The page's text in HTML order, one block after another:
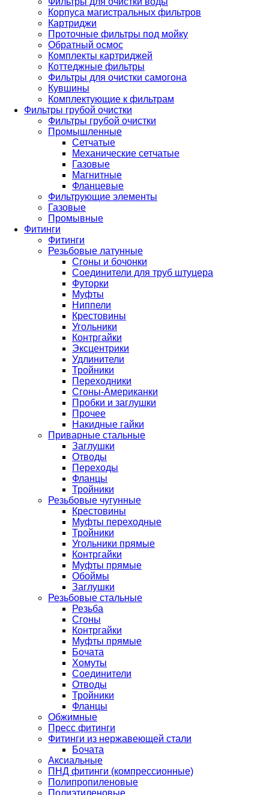
Корпуса магистральных фильтров
Картриджи
Проточные фильтры под мойку
Обратный осмос
Комплекты картриджей
Коттеджные фильтры
Фильтры для очистки самогона
Кувшины
Комплектующие к фильтрам
Фильтры грубой очистки
Фильтры грубой очистки
Промышленные
Сетчатые
Механические сетчатые
Газовые
Магнитные
Фланцевые
Фильтрующие элементы
Газовые
Промывные
Фитинги
Фитинги
Резьбовые латунные
Сгоны и бочонки
Соединители для труб штуцера
Футорки
Муфты
Ниппели
Крестовины
Угольники
Контргайки
Эксцентрики
Удлинители
Тройники
Переходники
Сгоны-Американки
Пробки и заглушки
Прочее
Накидные гайки
Приварные стальные
Заглушки
Отводы
Переходы
Фланцы
Тройники
Резьбовые чугунные
Крестовины
Муфты переходные
Тройники
Угольники прямые
Контргайки
Муфты прямые
Обоймы
Заглушки
Резьбовые стальные
Резьба
Сгоны
Контргайки
Муфты прямые
Бочата
Хомуты
Соединители
Отводы
Тройники
Фланцы
Обжимные
Пресс фитинги
Фитинги из нержавеющей стали
Бочата
Аксиальные
ПНД фитинги (компрессионные)
Полипропиленовые